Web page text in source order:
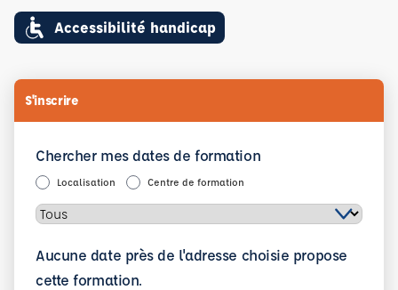
Accessibilité handicap
S'inscrire
Chercher mes dates de formation
Localisation Centre de formation
Aucune date près de l'adresse choisie propose
cette formation.